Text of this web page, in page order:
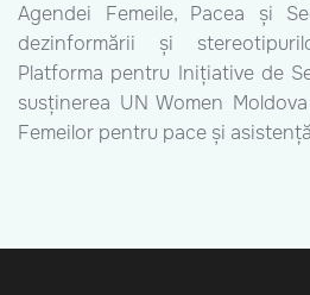
Agendei Femeile, Pacea și
dezinformării și
Platforma pentru Inițiative de
susținerea UN Women
Femeilor pentru pace și